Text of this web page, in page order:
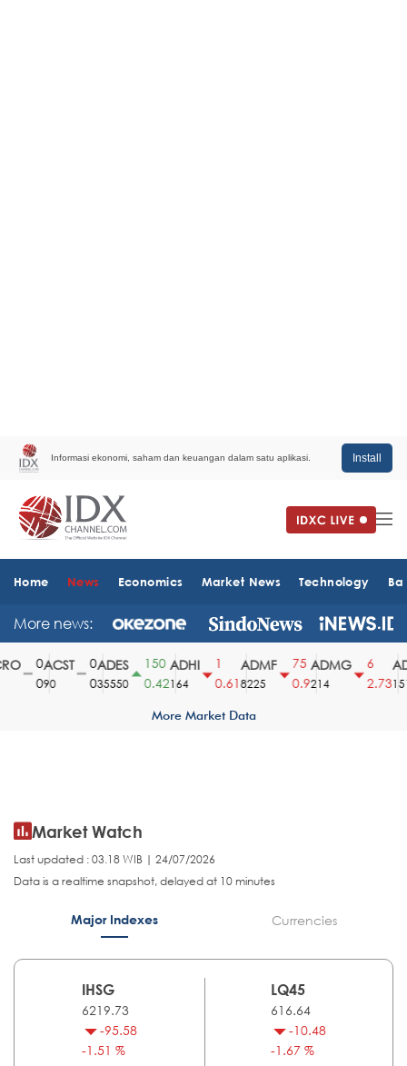
Informasi ekonomi, saham dan keuangan dalam satu aplikasi. Install
Home News Economics Market News Technology
More news:
ACST
90
ADES
35550
150
0.42
ADHI
164
0.61
ADMF
8225
75
0.9
ADMG
214
2.731510
More Market Data
Market Watch
Last updated : 03.18 WIB | 24/07/2026
Data is a realtime snapshot, delayed at 10 minutes
Major Indexes Currencies
IHSG
6219.73
-95.58
-1.51 %
LQ45
616.64
-10.48
-1.67 %